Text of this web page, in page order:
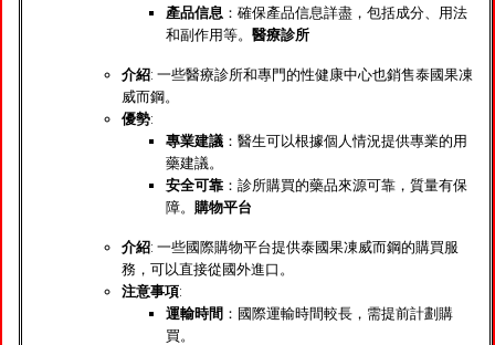
產品信息 ：確保產品信息詳盡，包括成分、用法
和副作用等。 醫療診所
介紹: 一些醫療診所和專門的性健康中心也銷售泰國果凍
威而鋼。
優勢:
專業建議 ：醫生可以根據個人情況提供專業的用
藥建議。
安全可靠 ：診所購買的藥品來源可靠，質量有保
障。
購物平台
介紹: 一些國際購物平台提供泰國果凍威而鋼的購買服
務，可以直接從國外進口。
注意事項:
運輸時間 ：國際運輸時間較長，需提前計劃購
買。